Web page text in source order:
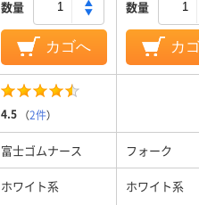
数量
カゴへ
数量
カ
4.5 （2件）
富士ゴムナース フォーク
ホワイト系 ホワイト系